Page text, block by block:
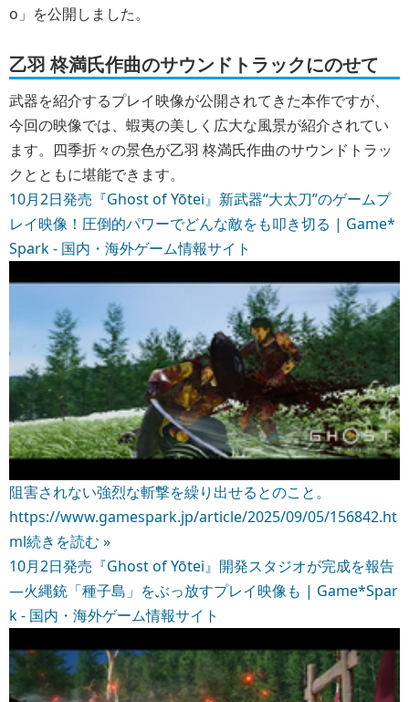
o」を公開しました。
乙羽 柊満氏作曲のサウンドトラックにのせて
武器を紹介するプレイ映像が公開されてきた本作ですが、
今回の映像では、蝦夷の美しく広大な風景が紹介されてい
ます。四季折々の景色が乙羽 柊満氏作曲のサウンドトラッ
クとともに堪能できます。
10月2日発売『Ghost of Yōtei』新武器“大太刀”のゲームプ
レイ映像！圧倒的パワーでどんな敵をも叩き切る | Game*
Spark - 国内・海外ゲーム情報サイト
阻害されない強烈な斬撃を繰り出せるとのこと。
https://www.gamespark.jp/article/2025/09/05/156842.ht
ml続きを読む »
10月2日発売『Ghost of Yōtei』開発スタジオが完成を報告
―火縄銃「種子島」をぶっ放すプレイ映像も | Game*Spar
k - 国内・海外ゲーム情報サイト